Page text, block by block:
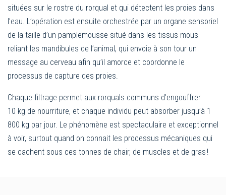
situées sur le rostre du rorqual et qui détectent les proies dans
l’eau. L’opération est ensuite orchestrée par un organe sensoriel
de la taille d’un pamplemousse situé dans les tissus mous
reliant les mandibules de l’animal, qui envoie à son tour un
message au cerveau afin qu’il amorce et coordonne le
processus de capture des proies.
Chaque filtrage permet aux rorquals communs d’engouffrer
10 kg de nourriture, et chaque individu peut absorber jusqu’à 1
800 kg par jour. Le phénomène est spectaculaire et exceptionnel
à voir, surtout quand on connait les processus mécaniques qui
se cachent sous ces tonnes de chair, de muscles et de gras !